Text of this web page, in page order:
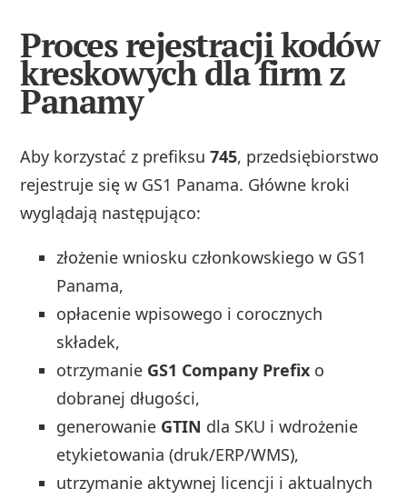
Proces rejestracji kodów
kreskowych dla firm z
Panamy
Aby korzystać z prefiksu745, przedsiębiorstwo
rejestruje się w GS1 Panama. Główne kroki
wyglądają następująco:
złożenie wniosku członkowskiego w GS1
Panama,
opłacenie wpisowego i corocznych
składek,
otrzymanie GS1 Company Prefix o
dobranej długości,
generowanie GTIN dla SKU i wdrożenie
etykietowania (druk/ERP/WMS),
utrzymanie aktywnej licencji i aktualnych